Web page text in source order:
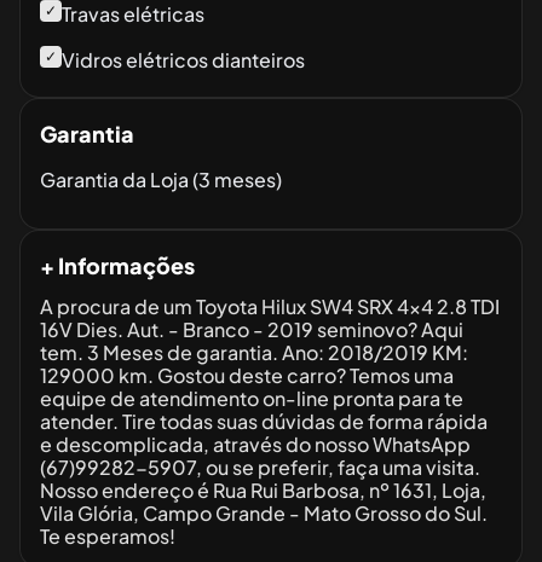
✓ Travas elétricas
✓ Vidros elétricos dianteiros
Garantia
Garantia da Loja (3 meses)
+ Informações
A procura de um Toyota Hilux SW4 SRX 4x4 2.8 TDI
16V Dies. Aut. - Branco - 2019 seminovo? Aqui
tem. 3 Meses de garantia. Ano: 2018/2019 KM:
129000 km. Gostou deste carro? Temos uma
equipe de atendimento on-line pronta para te
atender. Tire todas suas dúvidas de forma rápida
e descomplicada, através do nosso WhatsApp
(67)99282-5907, ou se preferir, faça uma visita.
Nosso endereço é Rua Rui Barbosa, nº 1631, Loja,
Vila Glória, Campo Grande - Mato Grosso do Sul.
Te esperamos!